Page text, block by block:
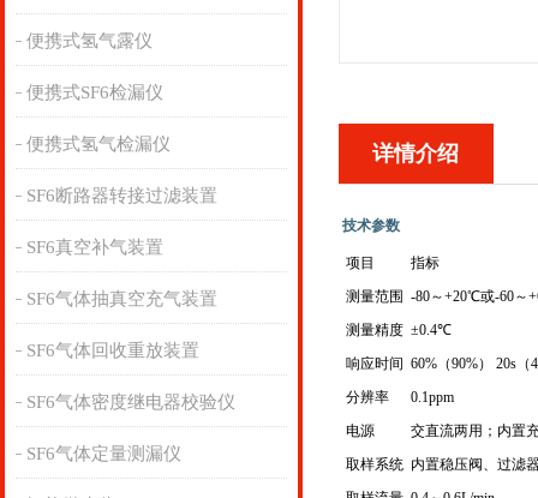
便携式氢气露仪
便携式SF6检漏仪
便携式氢气检漏仪
SF6断路器转接过滤装置
SF6真空补气装置
SF6气体抽真空充气装置
SF6气体回收重放装置
SF6气体密度继电器校验仪
SF6气体定量测漏仪
详情介绍
技术参数
项目
指标
测量范围 -80～+20℃或-60～
测量精度 ±0.4℃
响应时间 60%（90%） 20s（
分辨率
0.1ppm
电源
交直流两用；内置
取样系统 内置稳压阀、过滤